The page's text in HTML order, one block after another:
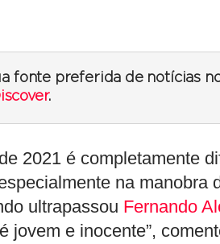
fonte preferida de notícias
.
2021 é completamente
na manobra
ultrapassou Fernando
jovem e inocente”,